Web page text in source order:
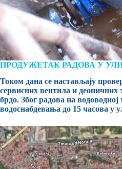
ПРОДУЖЕТАК РАДОВА У
Током дана се настављају
сервисних вентила и деоничних
брдо. Због радова на
водоснабдевања до 15 часова у